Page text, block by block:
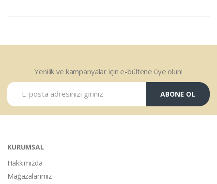
Yenilik ve kampanyalar için e-bültene üye olun!
ABONE OL
KURUMSAL
Hakkımızda
Mağazalarımız